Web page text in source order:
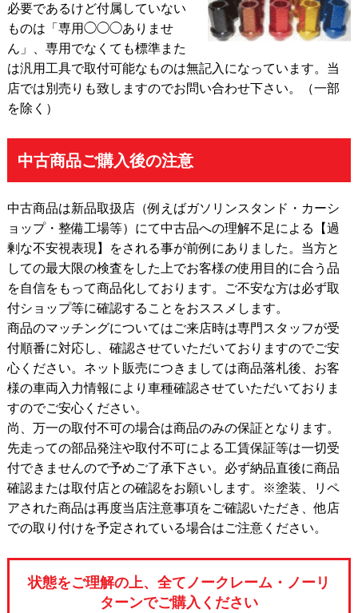
必要であるけど付属していない
ものは「専用◯◯◯ありませ
ん」、専用でなくても標準また
は汎用工具で取付可能なものは無記入になっています。当
店では別売りも致しますのでお問い合わせ下さい。（一部
を除く）
中古商品ご購入後の注意
中古商品は新品取扱店（例えばガソリンスタンド・カーシ
ョップ・整備工場等）にて中古品への理解不足による【過
剰な不安視表現】をされる事が前例にありました。当方と
しての最大限の検査をした上でお客様の使用目的に合う品
を自信をもって商品化しております。ご不安な方は必ず取
付ショップ等に確認することをおススメします。
商品のマッチングについてはご来店時は専門スタッフが受
付順番に対応し、確認させていただいておりますのでご安
心ください。ネット販売につきましては商品落札後、お客
様の車両入力情報により車種確認させていただいておりま
すのでご安心ください。
尚、万一の取付不可の場合は商品のみの保証となります。
先走っての部品発注や取付不可による工賃保証等は一切受
付できませんので予めご了承下さい。必ず納品直後に商品
確認または取付店との確認をお願いします。※塗装、リペ
アされた商品は再度当店注意事項をご確認いただき、他店
での取り付けを予定されている場合はご注意ください。
状態をご理解の上、全てノークレーム・ノーリ
ターンでご購入ください